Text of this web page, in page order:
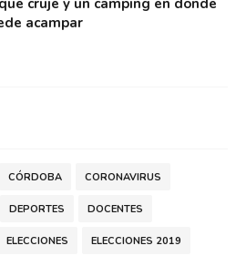
cruje y un camping en donde
acampar
CÓRDOBA CORONAVIRUS
DEPORTES DOCENTES
ELECCIONES ELECCIONES 2019